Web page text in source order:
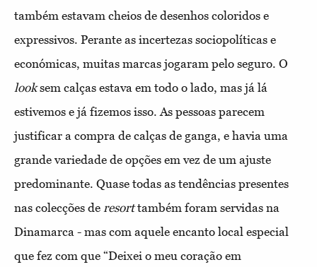
também estavam cheios de desenhos coloridos e
expressivos. Perante as incertezas sociopolíticas e
económicas, muitas marcas jogaram pelo seguro. O
looksem calças estava em todo o lado, mas já lá
estivemos e já fizemos isso. As pessoas parecem
justificar a compra de calças de ganga, e havia uma
grande variedade de opções em vez de um ajuste
predominante. Quase todas as tendências presentes
nas colecções de resorttambém foram servidas na
Dinamarca - mas com aquele encanto local especial
que fez com que “Deixei o meu coração em